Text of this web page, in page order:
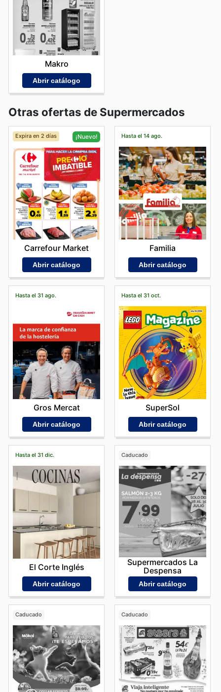
Makro
Abrir catálogo
Otras ofertas de Supermercados
Expira en 2 días ¡Nuevo!
Carrefour Market
Abrir catálogo
Hasta el 14 ago.
Familia
Abrir catálogo
Hasta el 31 ago.
Gros Mercat
Abrir catálogo
Hasta el 31 oct.
SuperSol
Abrir catálogo
Hasta el 31 dic.
El Corte Inglés
Abrir catálogo
Caducado
Supermercados La
Despensa
Abrir catálogo
Caducado Caducado